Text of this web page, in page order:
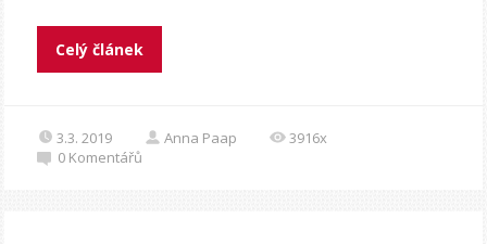
Celý článek
3.3. 2019 Anna Paap
3916x
0 Komentářů